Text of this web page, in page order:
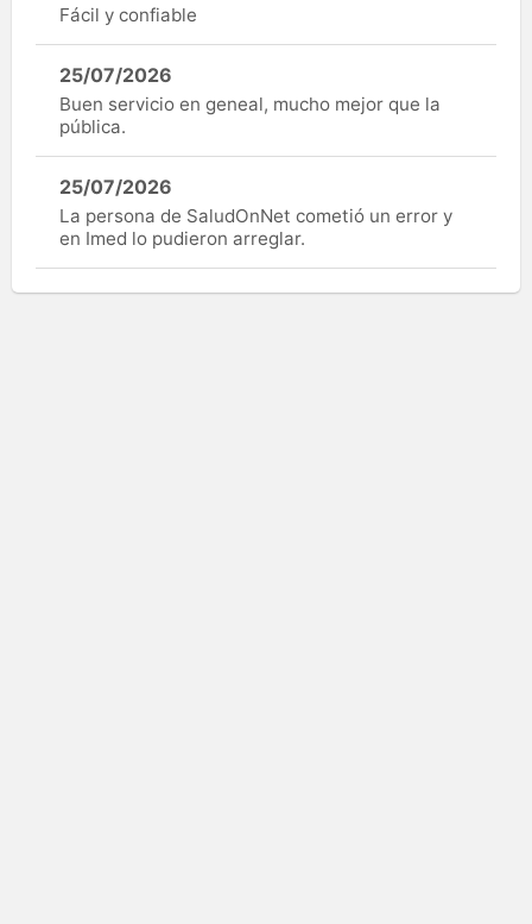
Fácil y confiable
25/07/2026
Buen servicio en geneal, mucho mejor que la
pública.
25/07/2026
La persona de SaludOnNet cometió un error y
en Imed lo pudieron arreglar.